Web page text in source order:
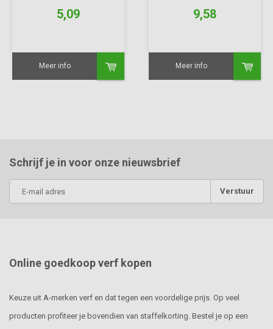
5,09
Meer info
9,58
Meer info
Schrijf je in voor onze nieuwsbrief
Verstuur
Online goedkoop verf kopen
Keuze uit A-merken verf en dat tegen een voordelige prijs. Op veel
producten profiteer je bovendien van staffelkorting. Bestel je op een